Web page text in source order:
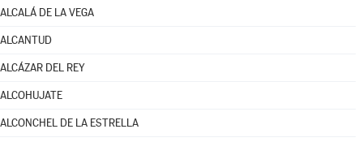
ALCALÁ DE LA VEGA
ALCANTUD
ALCÁZAR DEL REY
ALCOHUJATE
ALCONCHEL DE LA ESTRELLA